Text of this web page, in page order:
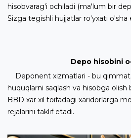
hisobvarag'i ochiladi (ma'lum bir
Sizga tegishli hujjatlar ro'yxati o'sha
Depo hisobini
Deponent xizmatlari - bu
huquqlarni saqlash va hisobga
BBD xar xil toifadagi xaridorlarga
rejalarini taklif etadi.